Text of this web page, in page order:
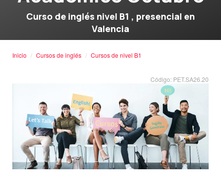
Curso de inglés nivel B1 , presencial en
Valencia
Inicio Cursos de inglés Cursos de nivel B1
Código: PET.SA26.20